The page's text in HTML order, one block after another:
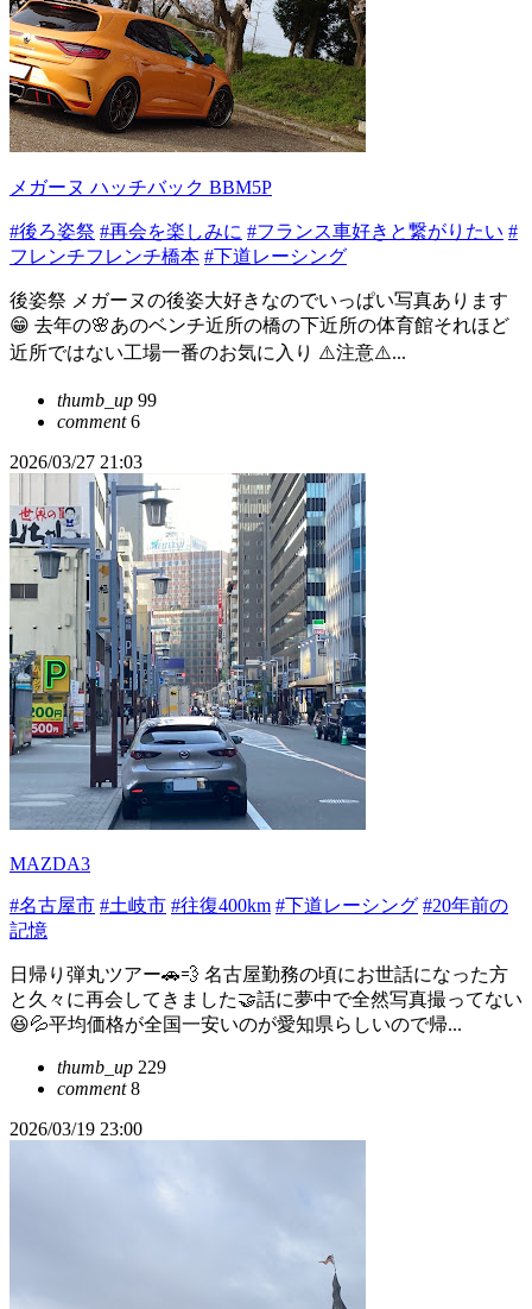
メガーヌ ハッチバック BBM5P
#後ろ姿祭 #再会を楽しみに #フランス車好きと繋がりたい #
フレンチフレンチ橋本 #下道レーシング
後姿祭 メガーヌの後姿大好きなのでいっぱい写真あります
😁 去年の🌸あのベンチ近所の橋の下近所の体育館それほど
近所ではない工場一番のお気に入り ⚠️注意⚠️...
thumb_up 99
comment6
2026/03/27 21:03
MAZDA3
#名古屋市 #土岐市 #往復400km #下道レーシング #20年前の
記憶
日帰り弾丸ツアー🚗💨 名古屋勤務の頃にお世話になった方
と久々に再会してきました🤝話に夢中で全然写真撮ってない
😆💦平均価格が全国一安いのが愛知県らしいので帰...
thumb_up 229
comment8
2026/03/19 23:00